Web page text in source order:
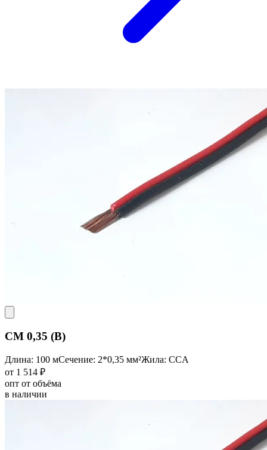
CM 0,35 (B)
Длина: 100 мСечение: 2*0,35 мм²Жила: CCA
от 1 514 ₽
опт от объёма
в наличии